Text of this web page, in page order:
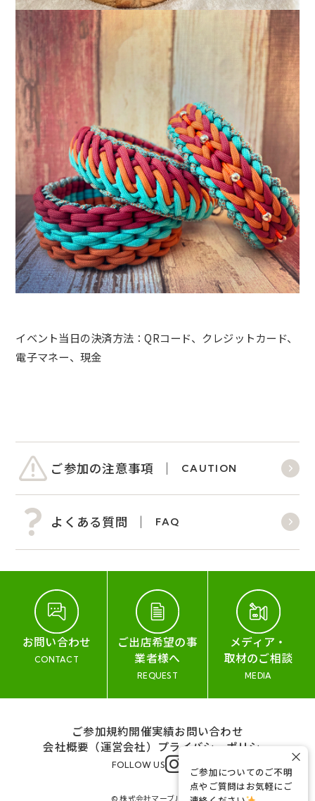
イベント当日の決済方法：QRコード、 クレジットカード、
電子マネー、 現金
ご参加の注意事項 CAUTION
よくある質問 FAQ
お問い合わせ
CONTACT
ご出店希望の事
業者様へ
REQUEST
メディア・
取材のご相談
MEDIA
ご参加規約開催実績お問い合わせ
会社概要（運営会社） プライバシーポリシー
FOLLOW US
© 株式会社マーブル&コー
ご参加についてのご不明
点やご質問はお気軽にご
×